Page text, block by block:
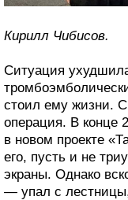
Кирилл Чибисов.
Ситуация
стоил ему жизни.
операция. В конце
в новом проекте
его, пусть и не
экраны. Однако
— упал с